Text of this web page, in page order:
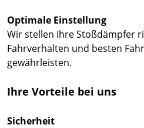
Optimale Einstellung
Wir stellen Ihre Stoßdämpfer
Fahrverhalten und besten
gewährleisten.
Ihre Vorteile bei uns
Sicherheit